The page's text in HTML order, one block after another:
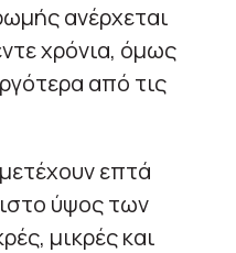
ανέρχεται
χρόνια, όμως
από τις
επτά
ύψος των
μικρές και